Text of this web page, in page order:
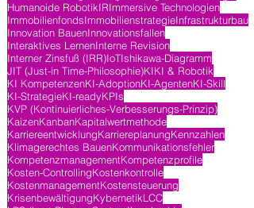
Humanoide RobotikIRImmersive Technologien
ImmobilienfondsImmobilienstrategieInfrastrukturbau
Innovation BauenInnovationsfallen
Interaktives LernenInterne Revision
Interner Zinsfuß (IRR)IoTIshikawa-Diagramm
JIT (Just-in Time-Philosophie)KIKI & Robotik
KI KompetenzenKI-AdoptionKI-AgentenKI-Skill
KI-StrategieKI-readyKPIs
KVP (Kontinuierliches-Verbesserungs-Prinzip)
KaizenKanbanKapitalwertmethode
KarriereentwicklungKarriereplanungKennzahlen
Klimagerechtes BauenKommunikationsfehler
KompetenzmanagementKompetenzprofile
Kosten-ControllingKostenkontrolle
KostenmanagementKostensteuerung
KrisenbewältigungKybernetikLCC